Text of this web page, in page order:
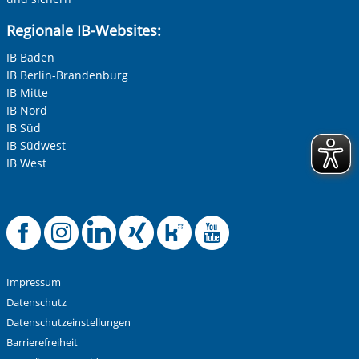
Regionale IB-Websites:
IB Baden
IB Berlin-Brandenburg
IB Mitte
IB Nord
IB Süd
IB Südwest
IB West
Offizielle
Offizielle
Offizielle
Offizielle
Offizielle
Impressum
Datenschutz
Datenschutzeinstellungen
Barrierefreiheit